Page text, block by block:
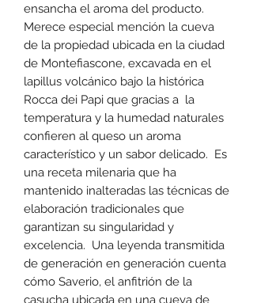
ensancha el aroma del producto.
Merece especial mención la cueva
de la propiedad ubicada en la ciudad
de Montefiascone, excavada en el
lapillus volcánico bajo la histórica
Rocca dei Papi que gracias a la
temperatura y la humedad naturales
confieren al queso un aroma
característico y un sabor delicado. Es
una receta milenaria que ha
mantenido inalteradas las técnicas de
elaboración tradicionales que
garantizan su singularidad y
excelencia. Una leyenda transmitida
de generación en generación cuenta
cómo Saverio, el anfitrión de la
casucha ubicada en una cueva de